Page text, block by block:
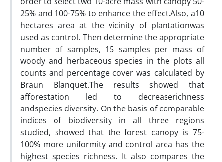
25% and 100-75% to enhance the effect.Also, a​​10
hectares area at the vicinity of plantationwas
used as control. Then determine the appropriate
number of samples, 15 samples per mass of
woody and herbaceous species in the plots all
counts and percentage cover was calculated by
Braun Blanquet.The results showed that
afforestation led to decreaserichness
andspecies diversity. On the basis of comparable
indices of biodiversity in all three regions
studied, showed that the forest canopy is 75-
100% more uniformity and control area has the
highest species richness. It also compares the